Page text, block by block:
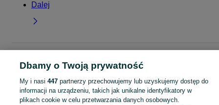
Dalej
Drapaki
Drapaki - Podkarpackie Drapaki - Jarosław
KATEGORIA
Dbamy o Twoją prywatność
My i nasi 447partnerzy przechowujemy lub uzyskujemy dostęp do
informacji na urządzeniu, takich jak unikalne identyfikatory w
plikach cookie w celu przetwarzania danych osobowych.